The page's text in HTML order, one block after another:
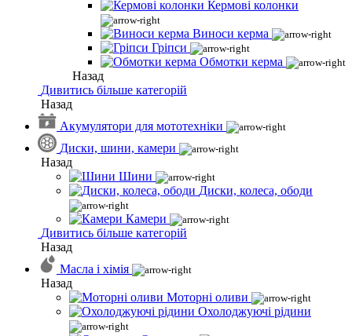
Кермові колонки
Виноси керма
Гріпси
Обмотки керма
Назад
Дивитись більше категорій
Назад
Акумулятори для мототехніки
Диски, шини, камери
Назад
Шини
Диски, колеса, ободи
Камери
Дивитись більше категорій
Назад
Масла і хімія
Назад
Моторні оливи
Охолоджуючі рідини